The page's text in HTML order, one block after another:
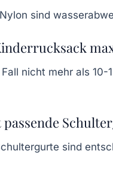
sind
nicht mehr als
sind